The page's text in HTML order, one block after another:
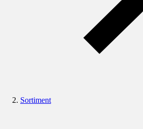
Sortiment